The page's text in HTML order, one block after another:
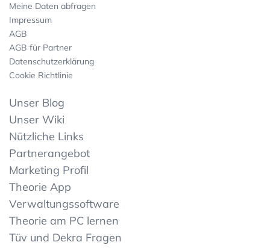
Meine Daten abfragen
Impressum
AGB
AGB für Partner
Datenschutzerklärung
Cookie Richtlinie
Unser Blog
Unser Wiki
Nützliche Links
Partnerangebot
Marketing Profil
Theorie App
Verwaltungssoftware
Theorie am PC lernen
Tüv und Dekra Fragen